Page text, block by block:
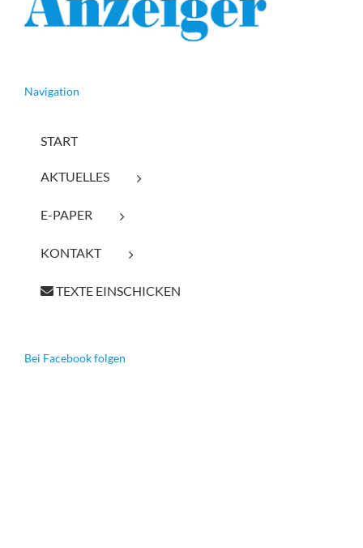
Navigation
START
AKTUELLES
E-PAPER
KONTAKT
TEXTE EINSCHICKEN
Bei Facebook folgen